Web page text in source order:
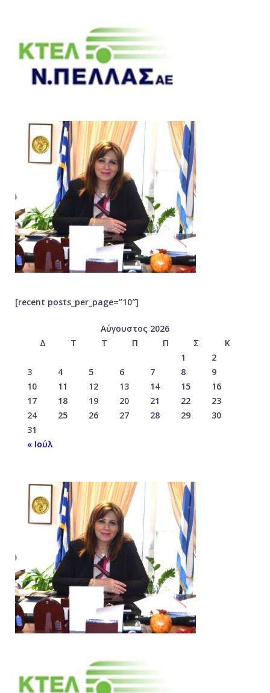
[recent posts_per_page=”10″]
Αύγουστος 2026
Δ
Τ Τ Π Π Σ
Κ
1
2
3
4 5 6 7 8
9
10
11 12 13 14 15
16
17
18 19 20 21 22
23
24
25 26 27 28 29
30
31
« Ιούλ